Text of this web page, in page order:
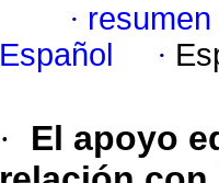
·
Español
·
·
El apoyo